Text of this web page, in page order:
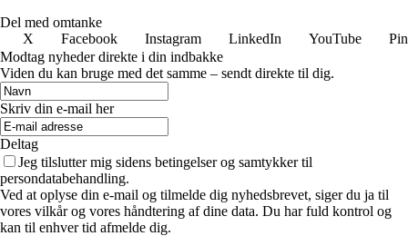
Del med omtanke
X
Facebook Instagram LinkedIn YouTube
Modtag nyheder direkte i din indbakke
Viden du kan bruge med det samme – sendt direkte til dig.
Skriv din e-mail her
Deltag
Jeg tilslutter mig sidens betingelser og samtykker til
persondatabehandling.
Ved at oplyse din e-mail og tilmelde dig nyhedsbrevet, siger du ja til
vores vilkår og vores håndtering af dine data. Du har fuld kontrol og
kan til enhver tid afmelde dig.